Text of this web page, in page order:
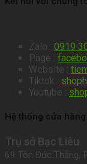
Zalo : 0919
Page :
Website :
Tiktok :
Youtube :
Hệ thống cửa hàng
Trụ sở Bạc Liêu
69 Tôn Đức Thắng,